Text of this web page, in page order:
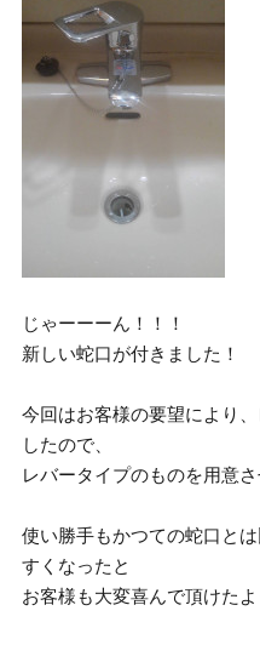
じゃーーーん！！！
新しい蛇口が付きました！
今回はお客様の要望により
したので、
レバータイプのものを用意
使い勝手もかつての蛇口と
すくなったと
お客様も大変喜んで頂けたよ